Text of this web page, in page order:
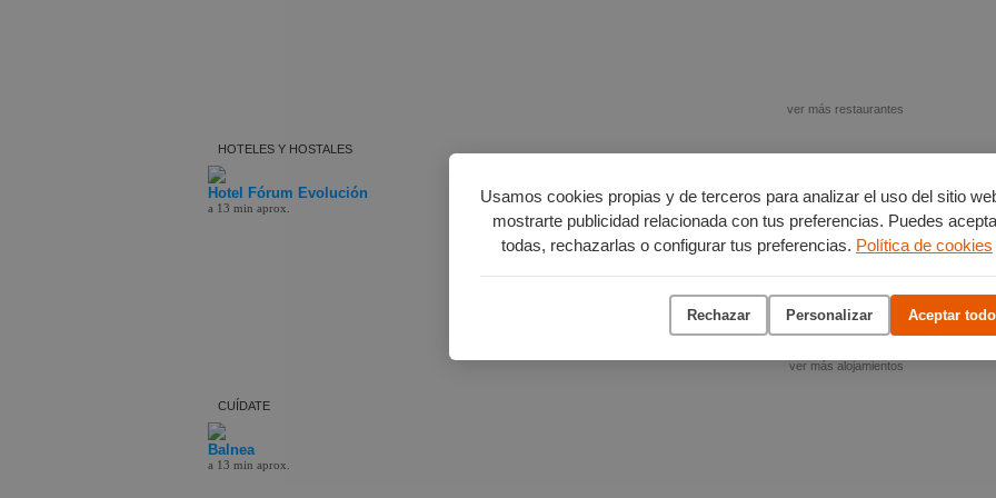
Usamos cookies propias y de terceros para analizar el uso del sitio
mostrarte publicidad relacionada con tus preferencias. Puedes
todas, rechazarlas o configurar tus preferencias. Política de cookies
Rechazar Personalizar Aceptar todo
ver más restaurantes
HOTELES Y HOSTALES
Hotel Fórum Evolución
a 13 min aprox.
ver más alojamientos
CUÍDATE
Balnea
a 13 min aprox.